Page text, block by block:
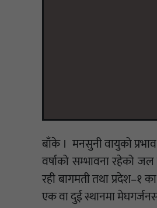
बाँके । मनसुनी वायुको
वर्षाको सम्भावना रहेको
रही बागमती तथा प्रदेश–१
एक वा दुई स्थानमा